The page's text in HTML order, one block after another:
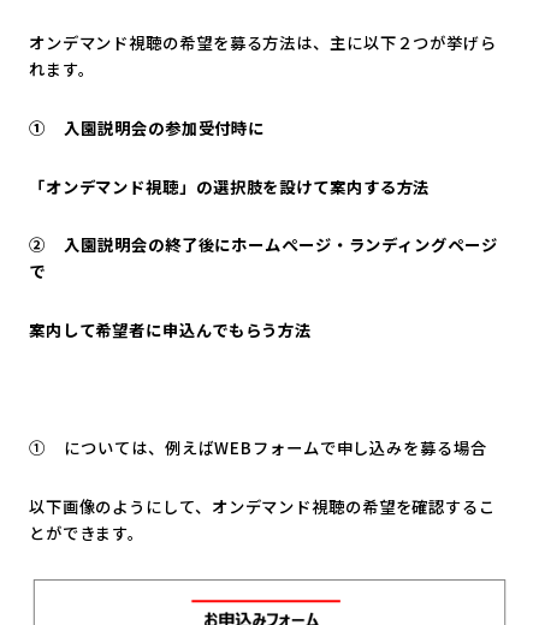
オンデマンド視聴の希望を募る方法は、主に以下２つが挙げら
れます。
① 入園説明会の参加受付時に
「オンデマンド視聴」の選択肢を設けて案内する方法
②入園説明会の終了後にホームぺージ・ランディングページ
で
案内して希望者に申込んでもらう方法
① については、例えばWEBフォームで申し込みを募る場合
以下画像のようにして、オンデマンド視聴の希望を確認するこ
とができます。